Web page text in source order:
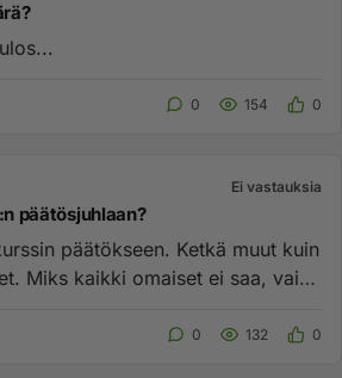
0 154 0
Ei vastauksia
päätösjuhlaan?
päätökseen. Ketkä muut kuin
Miks kaikki omaiset ei saa, vain
0 132 0